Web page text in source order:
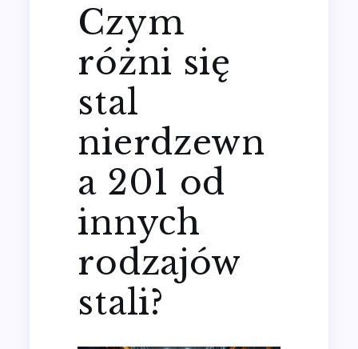
Czym
różni się
stal
nierdzewn
a 201 od
innych
rodzajów
stali?